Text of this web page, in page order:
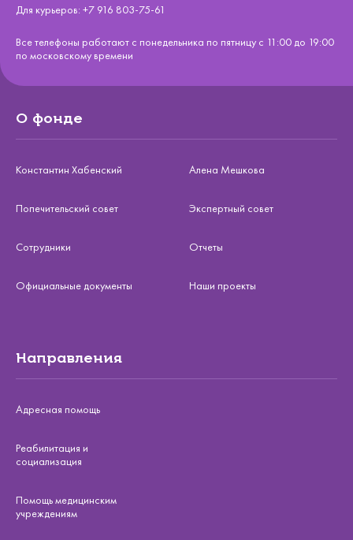
Для курьеров: +7 916 803-75-61
Все телефоны работают с понедельника по пятницу с 11:00 до 19:00
по московскому времени
О фонде
Константин Хабенский Алена Мешкова
Попечительский совет Экспертный совет
Сотрудники Отчеты
Официальные документы Наши проекты
Направления
Адресная помощь
Реабилитация и
социализация
Помощь медицинским
учреждениям